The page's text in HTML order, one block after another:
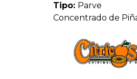
Tipo: Parve
Concentrado de